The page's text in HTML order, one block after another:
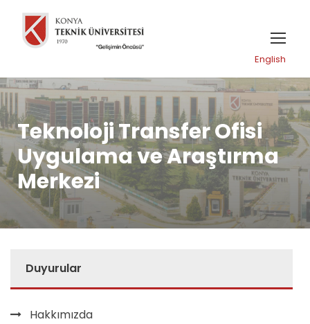
English
Teknoloji Transfer Ofisi
Uygulama ve Araştırma
Merkezi
Duyurular
Hakkımızda